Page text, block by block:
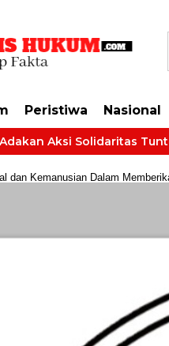
Peristiwa Nasional
Aksi Solidaritas Tuntut Hak
dan Kemanusian Dalam